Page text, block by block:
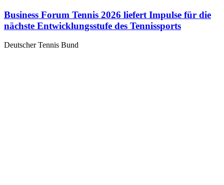
Business Forum Tennis 2026 liefert Impulse für die
nächste Entwicklungsstufe des Tennissports
Deutscher Tennis Bund